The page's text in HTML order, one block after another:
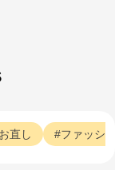
お直し ファッシ